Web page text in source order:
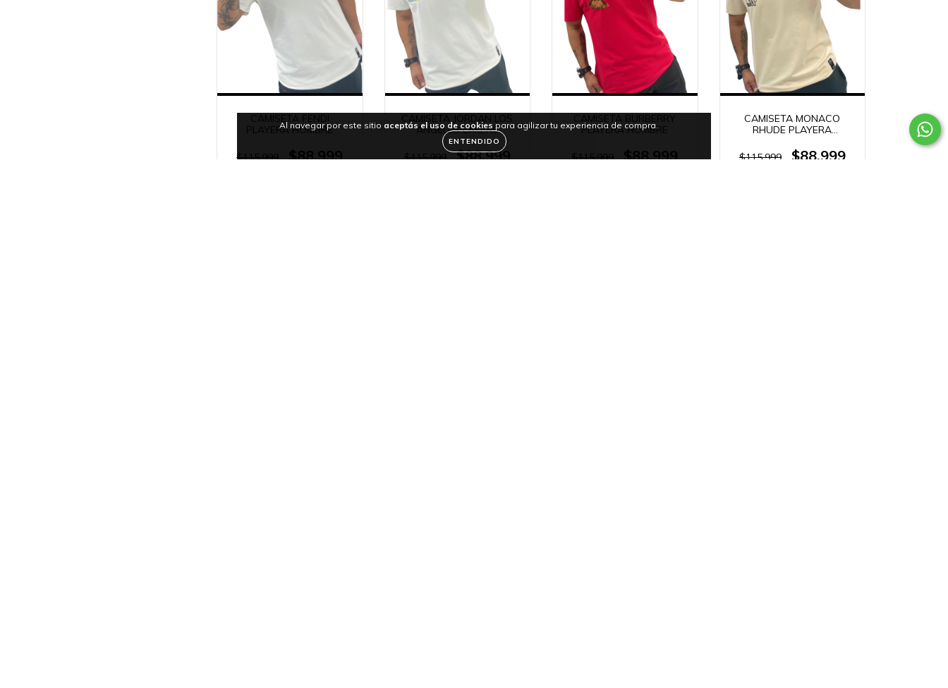
Al navegar por este sitio aceptás el uso de cookiespara agilizar tu experiencia de compra.
ENTENDIDO
CAMISETA FENDI
PLAYERA HOMBRE
$115.999 $88.999
CAMISETA JORDAN LOS
ANGELES LAKERS
$115.999 $88.999
CAMISETA BURBERRY
PLAYERA HOMBRE
$115.999 $88.999
CAMISETA MONACO
RHUDE PLAYERA
$115.999
$88.999